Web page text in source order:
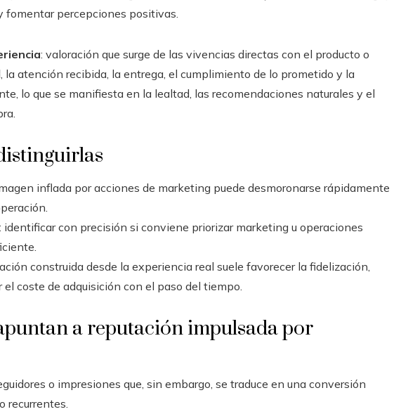
fomentar percepciones positivas.
: valoración que surge de las vivencias directas con el producto o
la atención recibida, la entrega, el cumplimiento de lo prometido y la
lo que se manifiesta en la lealtad, las recomendaciones naturales y el
inflada por acciones de marketing puede desmoronarse rápidamente
identificar con precisión si conviene priorizar marketing u operaciones
construida desde la experiencia real suele favorecer la fidelización,
el coste de adquisición con el paso del tiempo.
a reputación impulsada por
o impresiones que, sin embargo, se traduce en una conversión
recurrentes.